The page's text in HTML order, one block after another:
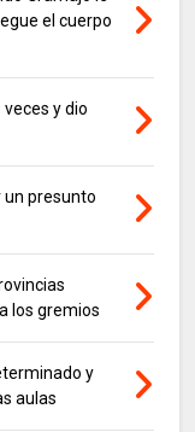
el cuerpo
y dio
un presunto
los gremios
y
aulas